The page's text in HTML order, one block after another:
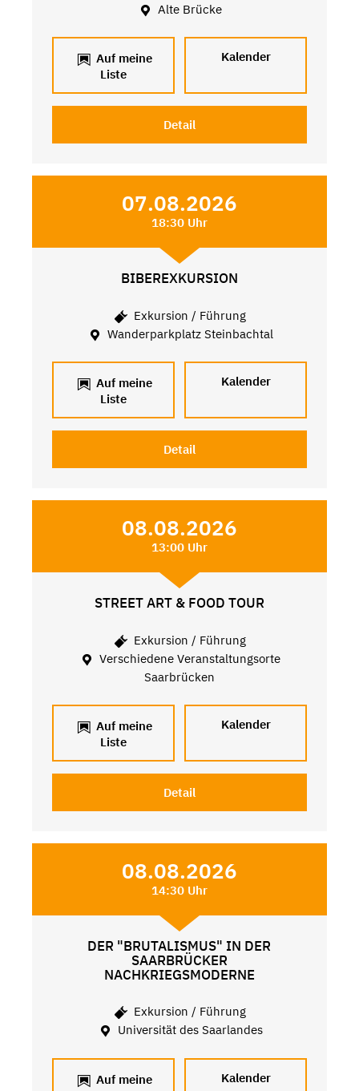
Alte Brücke
Auf meine
Liste
Kalender
Detail
07.08.2026
18:30 Uhr
BIBEREXKURSION
Exkursion / Führung
Wanderparkplatz Steinbachtal
Auf meine
Liste
Kalender
Detail
08.08.2026
13:00 Uhr
STREET ART & FOOD TOUR
Exkursion / Führung
Verschiedene Veranstaltungsorte
Saarbrücken
Auf meine
Liste
Kalender
Detail
08.08.2026
14:30 Uhr
DER "BRUTALISMUS" IN DER
SAARBRÜCKER
NACHKRIEGSMODERNE
Exkursion / Führung
Universität des Saarlandes
Auf meine
Kalender